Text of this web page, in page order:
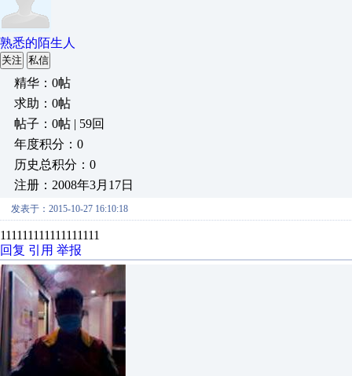
熟悉的陌生人
关注 私信
精华：0帖
求助：0帖
帖子：0帖 | 59回
年度积分：0
历史总积分：0
注册：2008年3月17日
发表于：2015-10-27 16:10:18
111111111111111111
回复 引用 举报